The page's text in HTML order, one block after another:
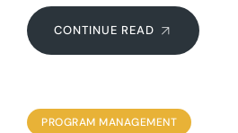
CONTINUE READ
PROGRAM MANAGEMENT